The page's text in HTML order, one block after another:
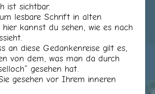
ist sichtbar.
lesbare Schrift in alten
hier kannst du sehen, wie es nach
an diese Gedankenreise gilt es,
von dem, was man da durch
gesehen hat.
gesehen vor Ihrem inneren